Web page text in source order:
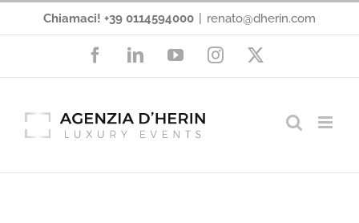
Chiamaci! +39 0114594000 renato@dherin.com
FacebookLinkedInYouTubeInstagram